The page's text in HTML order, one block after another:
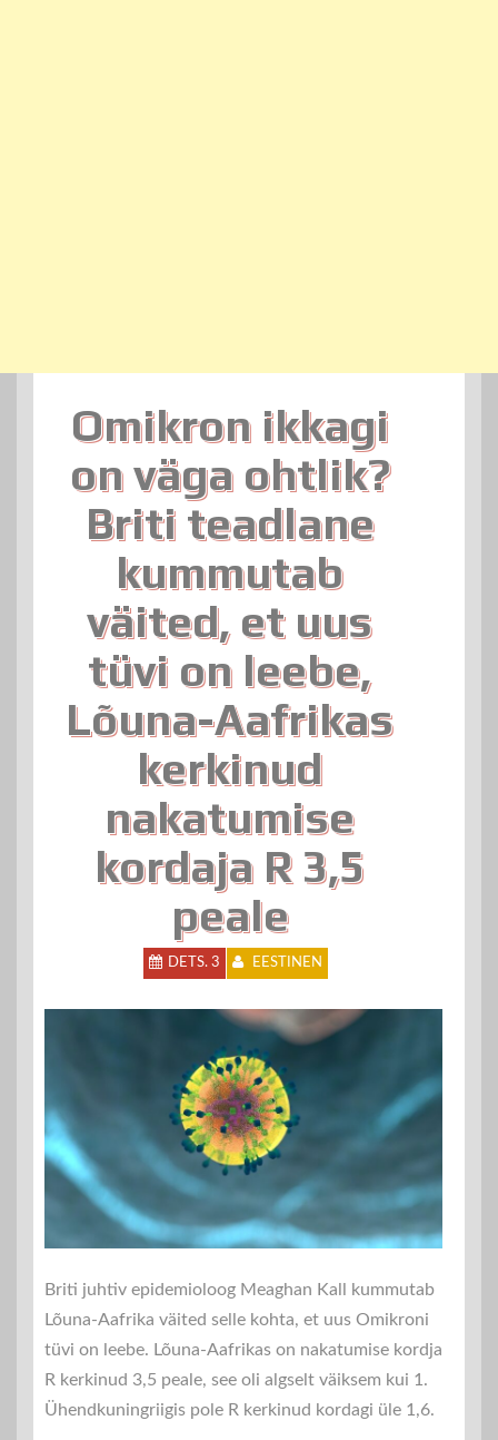
Omikron ikkagi
on väga ohtlik?
Briti teadlane
kummutab
väited, et uus
tüvi on leebe,
Lõuna-Aafrikas
kerkinud
nakatumise
kordaja R 3,5
peale
DETS. 3 EESTINEN
Briti juhtiv epidemioloog Meaghan Kall kummutab
Lõuna-Aafrika väited selle kohta, et uus Omikroni
tüvi on leebe. Lõuna-Aafrikas on nakatumise kordja
R kerkinud 3,5 peale, see oli algselt väiksem kui 1.
Ühendkuningriigis pole R kerkinud kordagi üle 1,6.